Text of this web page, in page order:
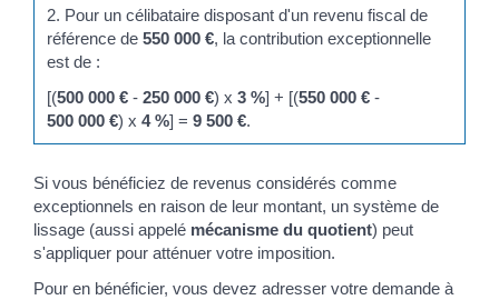
2. Pour un célibataire disposant d'un revenu fiscal de
référence de550 000 €, la contribution exceptionnelle
est de :
[(500 000 € -250 000 €) x3 %] + [(550 000 € -
500 000 €) x4 %] =9 500 €.
Si vous bénéficiez de revenus considérés comme
exceptionnels en raison de leur montant, un système de
lissage (aussi appelé mécanisme du quotient) peut
s'appliquer pour atténuer votre imposition.
Pour en bénéficier, vous devez adresser votre demande à